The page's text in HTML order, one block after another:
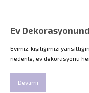
Evimiz, kişiliğimizi
nedenle, ev dekorasyonu
Devamı